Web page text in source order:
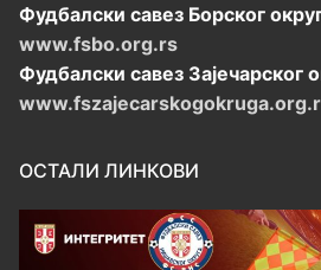
Фудбалски савез Борског
www.fsbo.org.rs
Фудбалски савез Зајечарског
ОСТАЛИ ЛИНКОВИ